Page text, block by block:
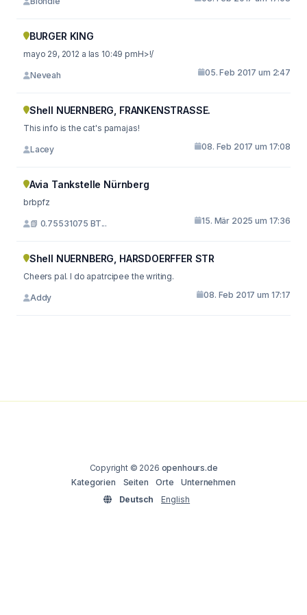
BURGER KING
mayo 29, 2012 a las 10:49 pmH>!/
Neveah 05. Feb 2017 um 2:47
Shell NUERNBERG, FRANKENSTRASSE.
This info is the cat's pamajas!
Lacey 08. Feb 2017 um 17:08
Avia Tankstelle Nürnberg
brbpfz
📗 0.75531075 BT... 15. Mär 2025 um 17:36
Shell NUERNBERG, HARSDOERFFER STR
Cheers pal. I do apatrcipee the writing.
Addy 08. Feb 2017 um 17:17
Copyright © 2026 openhours.de
Kategorien
Seiten Orte
Unternehmen
Deutsch
English